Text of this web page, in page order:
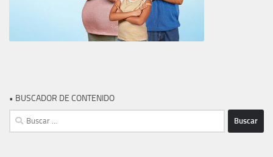
• BUSCADOR DE CONTENIDO
Buscar: